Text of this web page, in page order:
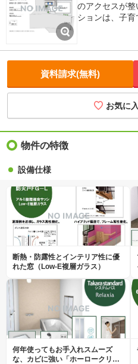
のアクセスが
ションは、子育
資料請求(無料)
お気に
物件の特徴
設備仕様
断熱・防露性とインテリア性に優
れた窓（Low-E複層ガラス）
何年使ってもお手入れスムーズ
な、カビに強い「ホーロークリー